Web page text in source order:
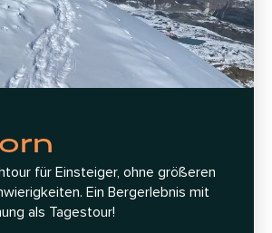
für Einsteiger, ohne größeren
Ein Bergerlebnis mit
als Tagestour!